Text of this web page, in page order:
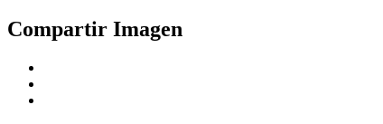
Compartir Imagen